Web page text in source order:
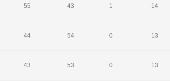
55 43 1 14
44 54 0 13
43 53 0 13